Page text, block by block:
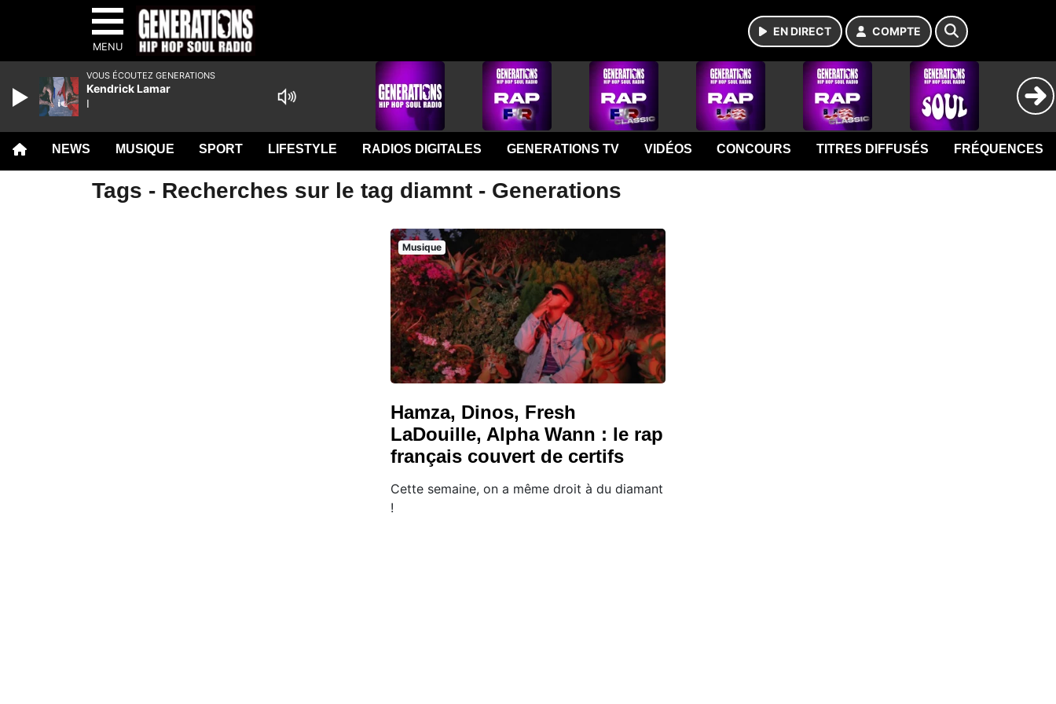
MENU
EN DIRECT COMPTE
NEWS MUSIQUE SPORT LIFESTYLE RADIOS DIGITALES GENERATIONS TV VIDÉOS CONCOURS TITRES DIFFUSÉS FRÉQUENCES
Tags - Recherches sur le tag diamnt - Generations
Musique
Hamza, Dinos, Fresh
LaDouille, Alpha Wann : le rap
français couvert de certifs
Cette semaine, on a même droit à du diamant
!
VOUS ÉCOUTEZ GENERATIONS
Kendrick Lamar
I